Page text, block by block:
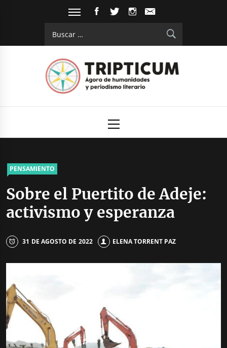
FACEBOOKTWITTERINSTAGRAM
principal
PENSAMIENTO
Sobre el Puertito de Adeje:
activismo y esperanza
31 DE AGOSTO DE 2022 ELENA TORRENT PAZ